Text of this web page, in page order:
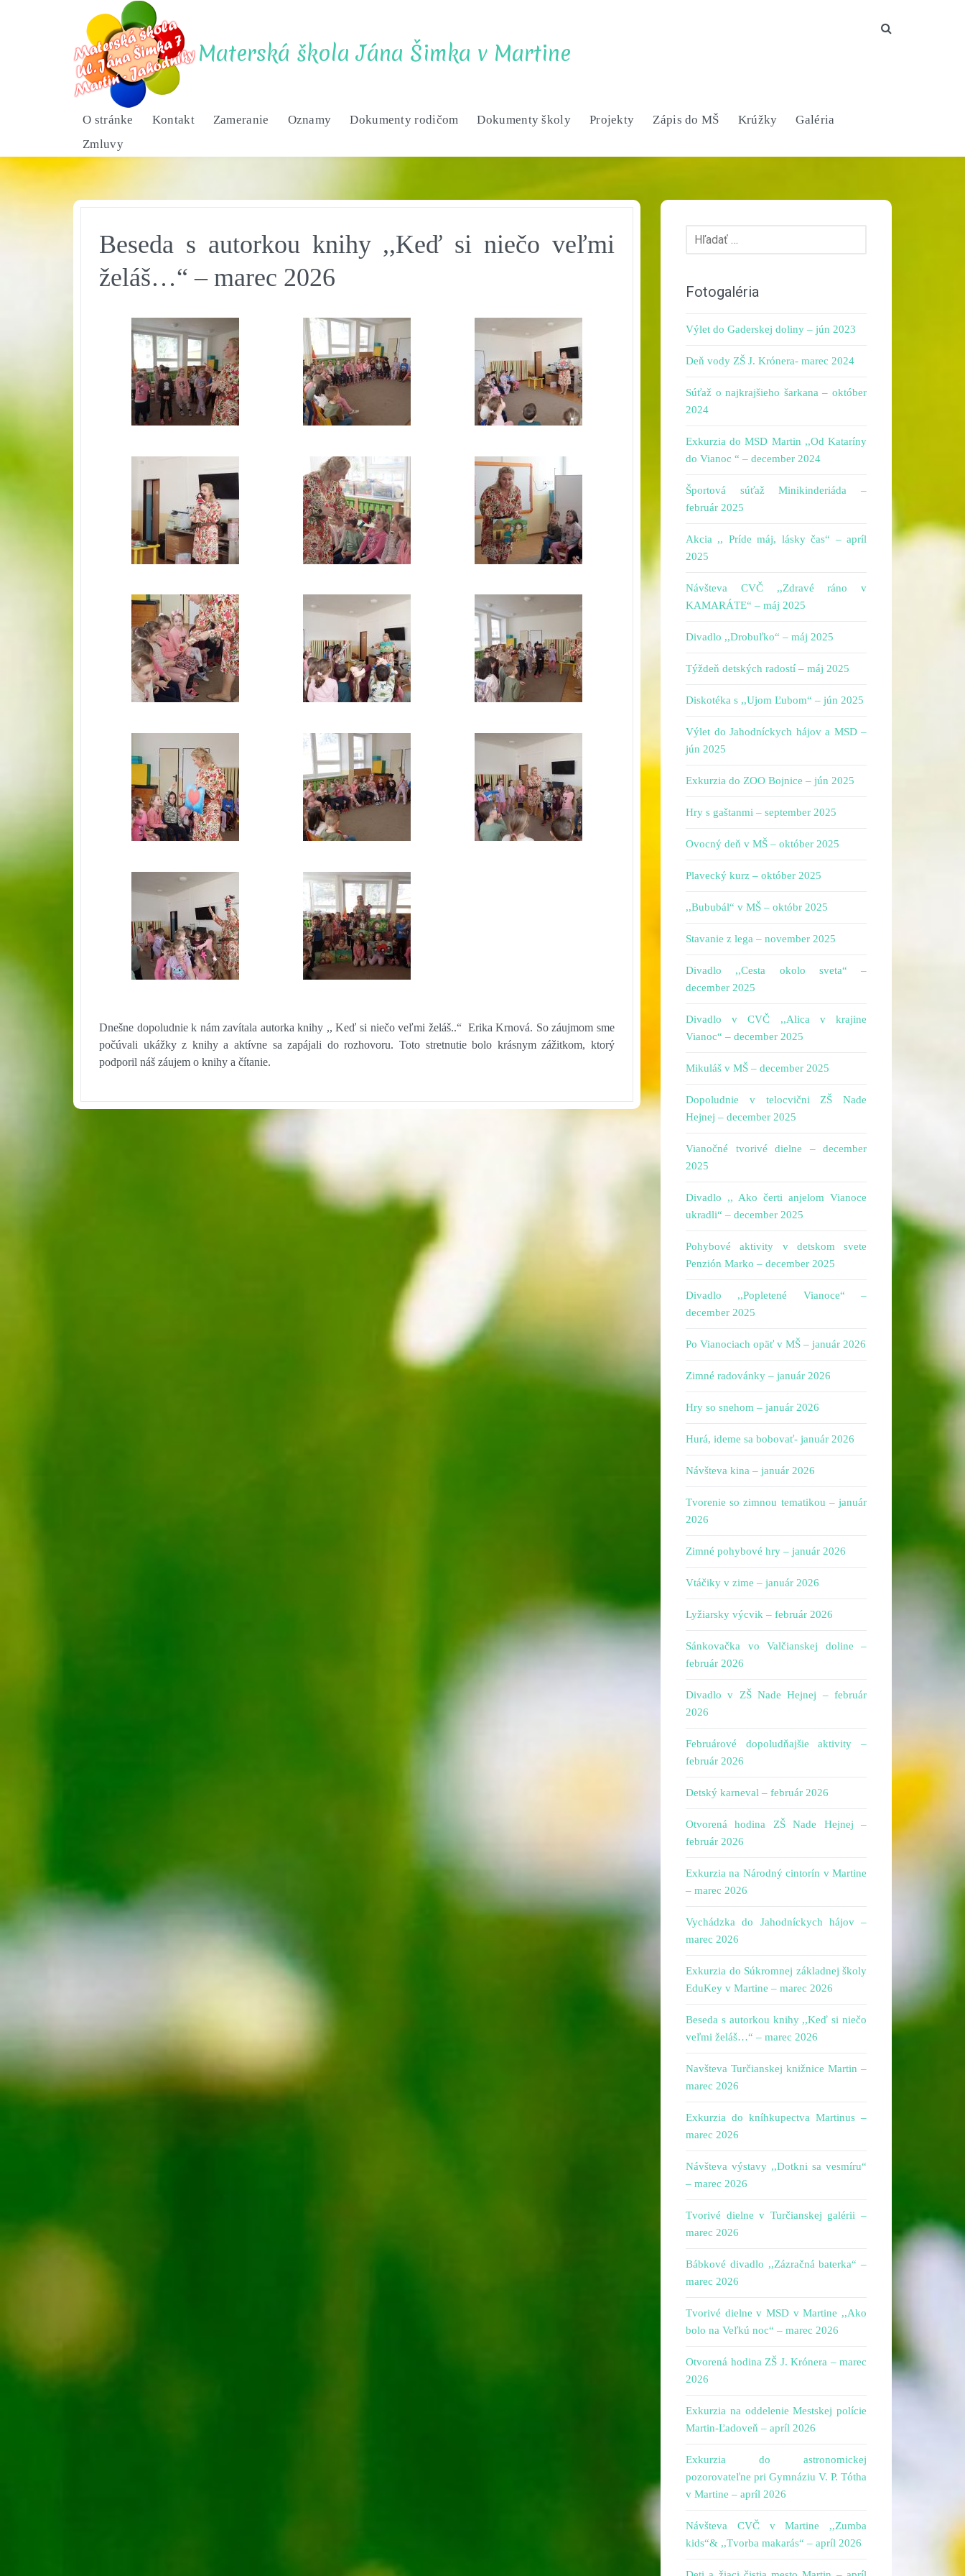
Materská škola Jána Šimka v Martine
O stránke Kontakt Zameranie Oznamy Dokumenty rodičom Dokumenty školy Projekty Zápis do MŠ Krúžky
Galéria
Zmluvy
Beseda s autorkou knihy ,,Keď si niečo veľmi
želáš…“ – marec 2026
Dnešne dopoludnie k nám zavítala autorka knihy ,, Keď si niečo veľmi želáš..“ Erika Krnová. So záujmom sme
počúvali ukážky z knihy a aktívne sa zapájali do rozhovoru. Toto stretnutie bolo krásnym zážitkom, ktorý
podporil náš záujem o knihy a čítanie.
Hľadať:
Fotogaléria
Výlet do Gaderskej doliny – jún 2023
Deň vody ZŠ J. Krónera- marec 2024
Súťaž o najkrajšieho šarkana – október
2024
Exkurzia do MSD Martin ,,Od Kataríny
do Vianoc “ – december 2024
Športová súťaž Minikinderiáda –
február 2025
Akcia ,, Príde máj, lásky čas“ – apríl
2025
Návšteva CVČ ,,Zdravé ráno v
KAMARÁTE“ – máj 2025
Divadlo ,,Drobuľko“ – máj 2025
Týždeň detských radostí – máj 2025
Diskotéka s ,,Ujom Ľubom“ – jún 2025
Výlet do Jahodníckych hájov a MSD –
jún 2025
Exkurzia do ZOO Bojnice – jún 2025
Hry s gaštanmi – september 2025
Ovocný deň v MŠ – október 2025
Plavecký kurz – október 2025
,,Bububál“ v MŠ – októbr 2025
Stavanie z lega – november 2025
Divadlo ,,Cesta okolo sveta“ –
december 2025
Divadlo v CVČ ,,Alica v krajine
Vianoc“ – december 2025
Mikuláš v MŠ – december 2025
Dopoludnie v telocvični ZŠ Nade
Hejnej – december 2025
Vianočné tvorivé dielne – december
2025
Divadlo ,, Ako čerti anjelom Vianoce
ukradli“ – december 2025
Pohybové aktivity v detskom svete
Penzión Marko – december 2025
Divadlo ,,Popletené Vianoce“ –
december 2025
Po Vianociach opäť v MŠ – január 2026
Zimné radovánky – január 2026
Hry so snehom – január 2026
Hurá, ideme sa bobovať- január 2026
Návšteva kina – január 2026
Tvorenie so zimnou tematikou – január
2026
Zimné pohybové hry – január 2026
Vtáčiky v zime – január 2026
Lyžiarsky výcvik – február 2026
Sánkovačka vo Valčianskej doline –
február 2026
Divadlo v ZŠ Nade Hejnej – február
2026
Februárové dopoludňajšie aktivity –
február 2026
Detský karneval – február 2026
Otvorená hodina ZŠ Nade Hejnej –
február 2026
Exkurzia na Národný cintorín v Martine
– marec 2026
Vychádzka do Jahodníckych hájov –
marec 2026
Exkurzia do Súkromnej základnej školy
EduKey v Martine – marec 2026
Beseda s autorkou knihy ,,Keď si niečo
veľmi želáš…“ – marec 2026
Navšteva Turčianskej knižnice Martin –
marec 2026
Exkurzia do kníhkupectva Martinus –
marec 2026
Návšteva výstavy ,,Dotkni sa vesmíru“
– marec 2026
Tvorivé dielne v Turčianskej galérii –
marec 2026
Bábkové divadlo ,,Zázračná baterka“ –
marec 2026
Tvorivé dielne v MSD v Martine ,,Ako
bolo na Veľkú noc“ – marec 2026
Otvorená hodina ZŠ J. Krónera – marec
2026
Exkurzia na oddelenie Mestskej polície
Martin-Ľadoveň – apríl 2026
Exkurzia do astronomickej
pozorovateľne pri Gymnáziu V. P. Tótha
v Martine – apríl 2026
Návšteva CVČ v Martine ,,Zumba
kids“& ,,Tvorba makarás“ – apríl 2026